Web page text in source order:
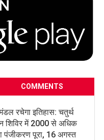
COMMENTS
रचेगा इतिहास: चतुर्थ
शिविर में 2000 से अधिक
पंजीकरण पूरा, 16 अगस्त